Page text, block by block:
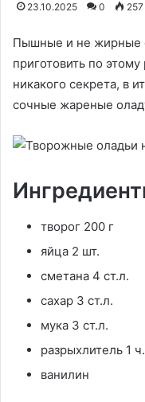
23.10.2025 0 257
Пышные и не жирные
приготовить по
никакого секрета, в
сочные жареные
творог 200 г
яйца 2 шт.
сметана 4 ст.л.
сахар 3 ст.л.
мука 3 ст.л.
разрыхлитель 1
ванилин